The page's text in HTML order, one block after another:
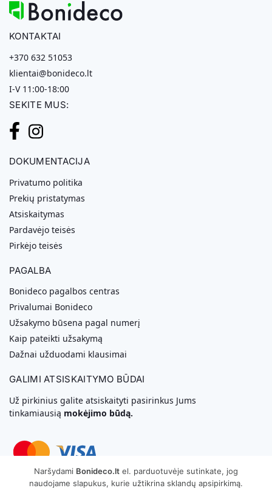
KONTAKTAI
+370 632 51053
klientai@bonideco.lt
I-V 11:00-18:00
SEKITE MUS:
DOKUMENTACIJA
Privatumo politika
Prekių pristatymas
Atsiskaitymas
Pardavėjo teisės
Pirkėjo teisės
PAGALBA
Bonideco pagalbos centras
Privalumai Bonideco
Užsakymo būsena pagal numerį
Kaip pateikti užsakymą
Dažnai užduodami klausimai
GALIMI ATSISKAITYMO BŪDAI
Už pirkinius galite atsiskaityti pasirinkus Jums
tinkamiausią mokėjimo būdą.
Naršydami Bonideco.lt el. parduotuvėje sutinkate, jog
naudojame slapukus, kurie užtikrina sklandų apsipirkimą.